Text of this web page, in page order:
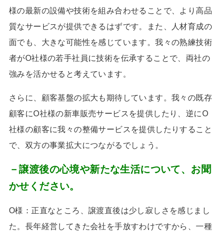
様の最新の設備や技術を組み合わせることで、より高品
質なサービスが提供できるはずです。また、人材育成の
面でも、大きな可能性を感じています。我々の熟練技術
者がO社様の若手社員に技術を伝承することで、両社の
強みを活かせると考えています。
さらに、顧客基盤の拡大も期待しています。我々の既存
顧客にO社様の新車販売サービスを提供したり、逆にO
社様の顧客に我々の整備サービスを提供したりすること
で、双方の事業拡大につながるでしょう。
－譲渡後の心境や新たな生活について、お聞
かせください。
O様：正直なところ、譲渡直後は少し寂しさを感じまし
た。長年経営してきた会社を手放すわけですから、一種